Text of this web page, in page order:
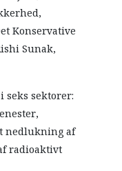
Konservative
Sunak,
seks sektorer:
nedlukning af
radioaktivt